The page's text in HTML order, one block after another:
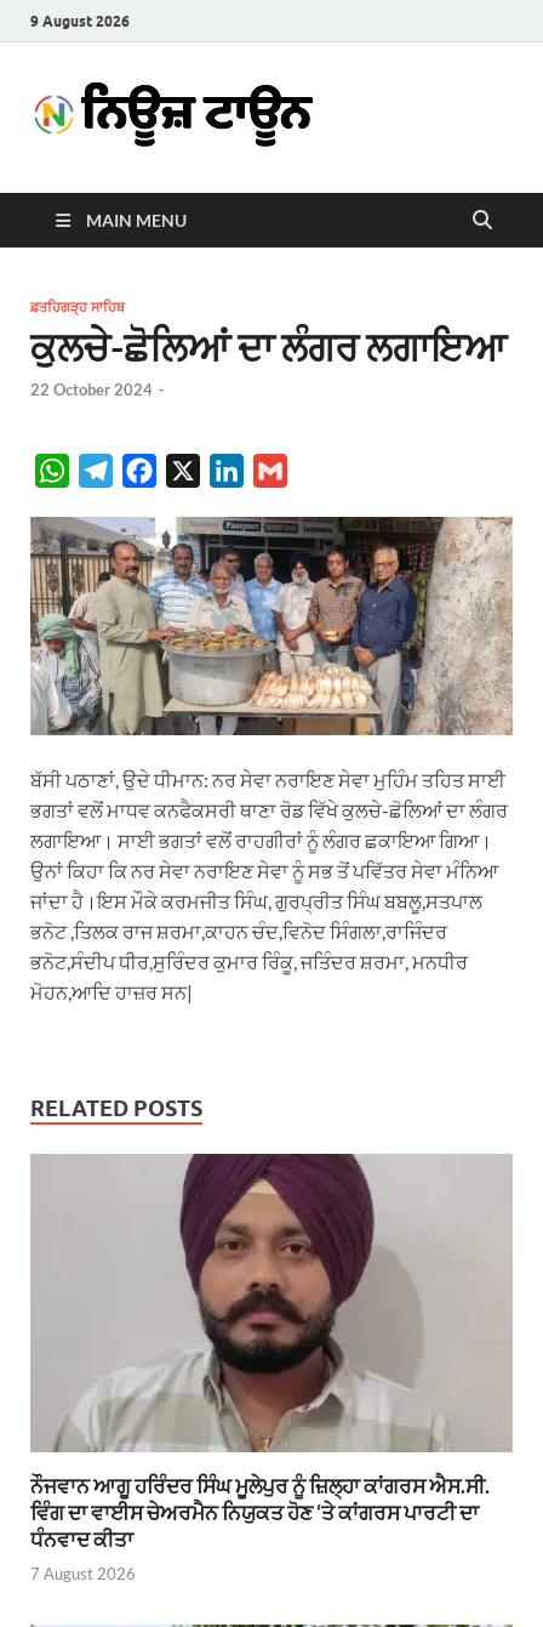
9 August 2026
Town
MAIN MENU
ਫ਼ਤਹਿਗੜ੍ਹ ਸਾਹਿਬ
ਕੁਲਚੇ-ਛੋਲਿਆਂ ਦਾ ਲੰਗਰ ਲਗਾਇਆ
22 October 2024 -
W
a
t
s
A
p
p
l
e
g
r
a
m
c
e
b
o
o
k
n
k
e
d
n
a
i
ਬੱਸੀ ਪਠਾਣਾਂ, ਉਦੇ ਧੀਮਾਨ: ਨਰ ਸੇਵਾ ਨਰਾਇਣ ਸੇਵਾ ਮੁਹਿੰਮ ਤਹਿਤ ਸਾਈ
ਭਗਤਾਂ ਵਲੋਂ ਮਾਧਵ ਕਨਫੈਕਸਰੀ ਥਾਣਾ ਰੋਡ ਵਿੱਖੇ ਕੁਲਚੇ-ਛੋਲਿਆਂ ਦਾ ਲੰਗਰ
ਲਗਾਇਆ। ਸਾਈ ਭਗਤਾਂ ਵਲੋਂ ਰਾਹਗੀਰਾਂ ਨੂੰ ਲੰਗਰ ਛਕਾਇਆ ਗਿਆ।
ਉਨਾਂ ਕਿਹਾ ਕਿ ਨਰ ਸੇਵਾ ਨਰਾਇਣ ਸੇਵਾ ਨੂੰ ਸਭ ਤੋਂ ਪਵਿੱਤਰ ਸੇਵਾ ਮੰਨਿਆ
ਜਾਂਦਾ ਹੈ।ਇਸ ਮੌਕੇ ਕਰਮਜੀਤ ਸਿੰਘ, ਗੁਰਪ੍ਰੀਤ ਸਿੰਘ ਬਬਲੂ,ਸਤਪਾਲ
ਭਨੋਟ ,ਤਿਲਕ ਰਾਜ ਸ਼ਰਮਾ,ਕਾਹਨ ਚੰਦ,ਵਿਨੋਦ ਸਿੰਗਲਾ,ਰਾਜਿੰਦਰ
ਭਨੋਟ,ਸੰਦੀਪ ਧੀਰ,ਸੁਰਿੰਦਰ ਕੁਮਾਰ ਰਿੰਕੂ, ਜਤਿੰਦਰ ਸ਼ਰਮਾ, ਮਨਧੀਰ
ਮੋਹਨ,ਆਦਿ ਹਾਜ਼ਰ ਸਨ|
RELATED POSTS
ਨੌਜਵਾਨ ਆਗੂ ਹਰਿੰਦਰ ਸਿੰਘ ਮੂਲੇਪੁਰ ਨੂੰ ਜ਼ਿਲ੍ਹਾ ਕਾਂਗਰਸ ਐਸ.ਸੀ.
ਵਿੰਗ ਦਾ ਵਾਈਸ ਚੇਅਰਮੈਨ ਨਿਯੁਕਤ ਹੋਣ ‘ਤੇ ਕਾਂਗਰਸ ਪਾਰਟੀ ਦਾ
ਧੰਨਵਾਦ ਕੀਤਾ
7 August 2026